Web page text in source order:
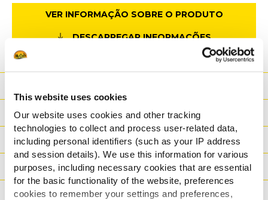
This website uses cookies
Our website uses cookies and other tracking
technologies to collect and process user-related data,
including personal identifiers (such as your IP address
and session details). We use this information for various
purposes, including necessary cookies that are essential
for the basic functionality of the website, preferences
cookies to remember your settings and preferences,
VER INFORMAÇÃO SOBRE O PRODUTO
DESCARREGAR INFORMAÇÕES
Ingredientes
Dados logisticos
Modo de Preparação
Adequado para